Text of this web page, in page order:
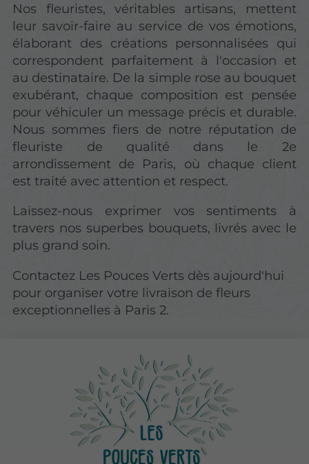
Nos fleuristes, véritables artisans, mettent
leur savoir-faire au service de vos émotions,
élaborant des créations personnalisées qui
correspondent parfaitement à l'occasion et
au destinataire. De la simple rose au bouquet
exubérant, chaque composition est pensée
pour véhiculer un message précis et durable.
Nous sommes fiers de notre réputation de
fleuriste de qualité dans le 2e
arrondissement de Paris, où chaque client
est traité avec attention et respect.
Laissez-nous exprimer vos sentiments à
travers nos superbes bouquets, livrés avec le
plus grand soin.
Contactez Les Pouces Verts dès aujourd'hui
pour organiser votre livraison de fleurs
exceptionnelles à Paris 2.